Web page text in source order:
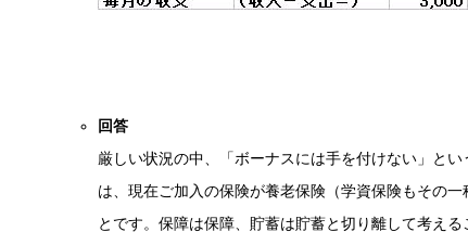
回答
厳しい状況の中、「ボーナスには手を付けない」と
は、現在ご加入の保険が養老保険（学資保険もその
とです。保障は保障、貯蓄は貯蓄と切り離して考え